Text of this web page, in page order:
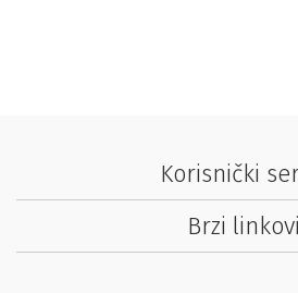
Korisnički
Brzi linkovi